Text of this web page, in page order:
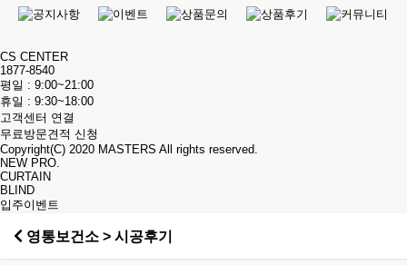
CS CENTER
1877-8540
평일 : 9:00~21:00
휴일 : 9:30~18:00
고객센터 연결
무료방문견적 신청
Copyright(C) 2020 MASTERS All rights reserved.
NEW PRO.
CURTAIN
BLIND
입주이벤트
영통보건소 > 시공후기